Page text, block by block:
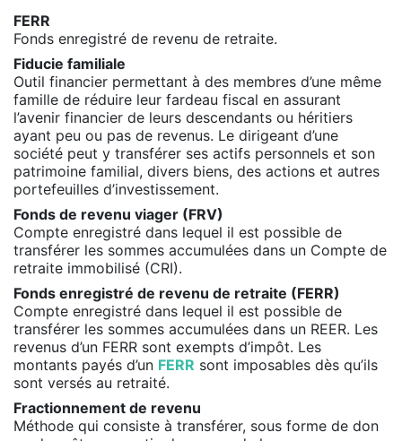
FERR
Fonds enregistré de revenu de retraite.
Fiducie familiale
Outil financier permettant à des membres d’une même
famille de réduire leur fardeau fiscal en assurant
l’avenir financier de leurs descendants ou héritiers
ayant peu ou pas de revenus. Le dirigeant d’une
société peut y transférer ses actifs personnels et son
patrimoine familial, divers biens, des actions et autres
portefeuilles d’investissement.
Fonds de revenu viager (FRV)
Compte enregistré dans lequel il est possible de
transférer les sommes accumulées dans un Compte de
retraite immobilisé (CRI).
Fonds enregistré de revenu de retraite (FERR)
Compte enregistré dans lequel il est possible de
transférer les sommes accumulées dans un REER. Les
revenus d’un FERR sont exempts d’impôt. Les
montants payés d’un FERR sont imposables dès qu’ils
sont versés au retraité.
Fractionnement de revenu
Méthode qui consiste à transférer, sous forme de don